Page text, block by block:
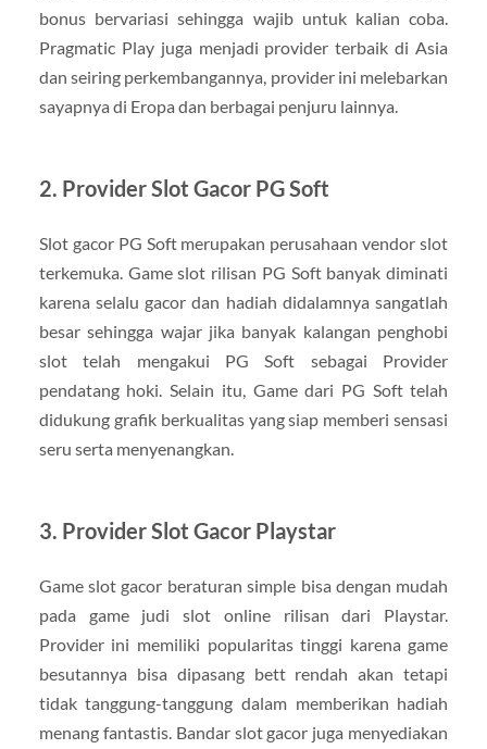
bonus bervariasi sehingga wajib untuk kalian coba.
Pragmatic Play juga menjadi provider terbaik di Asia
dan seiring perkembangannya, provider ini melebarkan
sayapnya di Eropa dan berbagai penjuru lainnya.
2. Provider Slot Gacor PG Soft
Slot gacor PG Soft merupakan perusahaan vendor slot
terkemuka. Game slot rilisan PG Soft banyak diminati
karena selalu gacor dan hadiah didalamnya sangatlah
besar sehingga wajar jika banyak kalangan penghobi
slot telah mengakui PG Soft sebagai Provider
pendatang hoki. Selain itu, Game dari PG Soft telah
didukung grafik berkualitas yang siap memberi sensasi
seru serta menyenangkan.
3. Provider Slot Gacor Playstar
Game slot gacor beraturan simple bisa dengan mudah
pada game judi slot online rilisan dari Playstar.
Provider ini memiliki popularitas tinggi karena game
besutannya bisa dipasang bett rendah akan tetapi
tidak tanggung-tanggung dalam memberikan hadiah
menang fantastis. Bandar slot gacor juga menyediakan